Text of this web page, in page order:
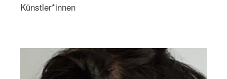
Künstler*innen